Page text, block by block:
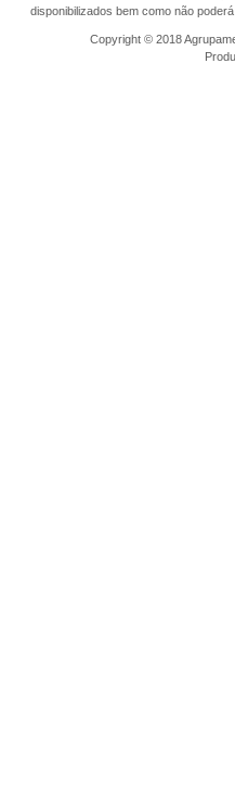
disponibilizados bem como não
Copyright © 2018